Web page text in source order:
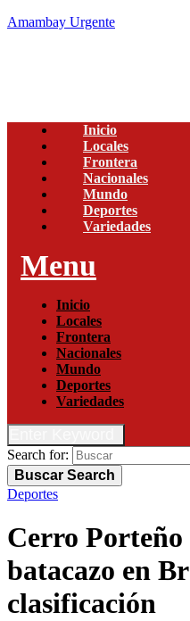
Amambay Urgente
Inicio
Locales
Frontera
Nacionales
Mundo
Deportes
Variedades
Menu
Inicio
Locales
Frontera
Nacionales
Mundo
Deportes
Variedades
Search for:
Buscar Search
Deportes
Cerro
batacazo en
clasificación